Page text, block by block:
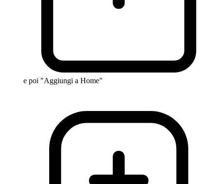
e poi "Aggiungi a Home"